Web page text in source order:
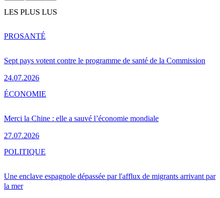
LES PLUS LUS
Sept pays votent contre le programme de santé de la Commission
24.07.2026
PROSANTÉ
Merci la Chine : elle a sauvé l’économie mondiale
27.07.2026
ÉCONOMIE
Une enclave espagnole dépassée par l'afflux de migrants arrivant par
la mer
POLITIQUE